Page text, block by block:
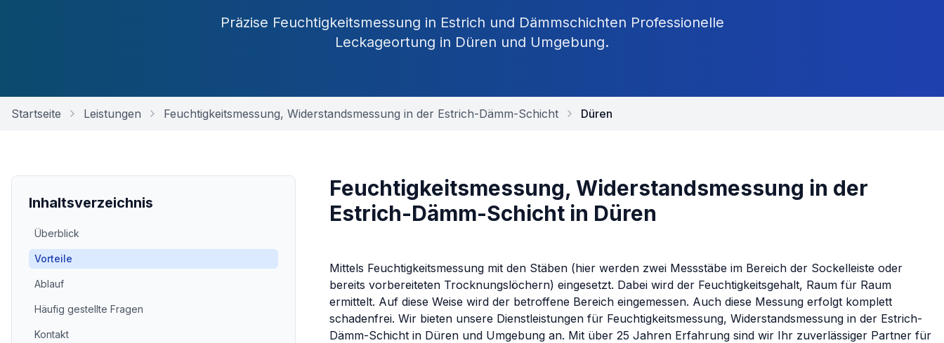
Präzise Feuchtigkeitsmessung in Estrich und Dämmschichten Professionelle
Leckageortung in Düren und Umgebung.
Startseite Leistungen Feuchtigkeitsmessung, Widerstandsmessung in der Estrich-Dämm-Schicht Düren
Inhaltsverzeichnis
Überblick
Vorteile
Ablauf
Häufig gestellte Fragen
Kontakt
Feuchtigkeitsmessung, Widerstandsmessung in der
Estrich-Dämm-Schicht in Düren
Mittels Feuchtigkeitsmessung mit den Stäben (hier werden zwei Messstäbe im Bereich der Sockelleiste oder
bereits vorbereiteten Trocknungslöchern) eingesetzt. Dabei wird der Feuchtigkeitsgehalt, Raum für Raum
ermittelt. Auf diese Weise wird der betroffene Bereich eingemessen. Auch diese Messung erfolgt komplett
schadenfrei. Wir bieten unsere Dienstleistungen für Feuchtigkeitsmessung, Widerstandsmessung in der Estrich-
Dämm-Schicht in Düren und Umgebung an. Mit über 25 Jahren Erfahrung sind wir Ihr zuverlässiger Partner für